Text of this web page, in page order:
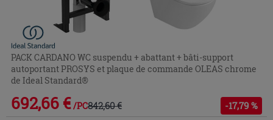
PACK CARDANO WC suspendu + abattant + bâti-support
autoportant PROSYS et plaque de commande OLEAS chrome
de Ideal Standard®
692,66 € /PC842,60 € -17,79 %